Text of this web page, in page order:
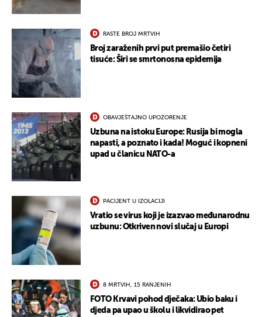
RASTE BROJ MRTVIH
Broj zaraženih prvi put premašio četiri
tisuće: Širi se smrtonosna epidemija
OBAVJEŠTAJNO UPOZORENJE
Uzbuna na istoku Europe: Rusija bi mogla
napasti, a poznato i kada! Moguć i kopneni
upad u članicu NATO-a
PACIJENT U IZOLACIJI
Vratio se virus koji je izazvao međunarodnu
uzbunu: Otkriven novi slučaj u Europi
8 MRTVIH, 15 RANJENIH
FOTO Krvavi pohod dječaka: Ubio baku i
djeda pa upao u školu i likvidirao pet
UKLJUČITE NOTIFIKACIJE